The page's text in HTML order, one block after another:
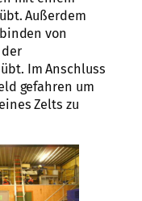
Außerdem
von
Im Anschluss
gefahren um
Zelts zu